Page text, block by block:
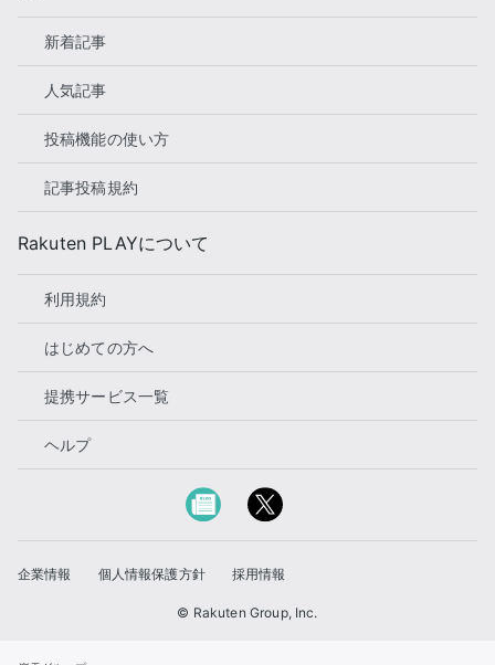
新着記事
人気記事
投稿機能の使い方
記事投稿規約
Rakuten PLAYについて
利用規約
はじめての方へ
提携サービス一覧
ヘルプ
企業情報 個人情報保護方針 採用情報
© Rakuten Group, Inc.